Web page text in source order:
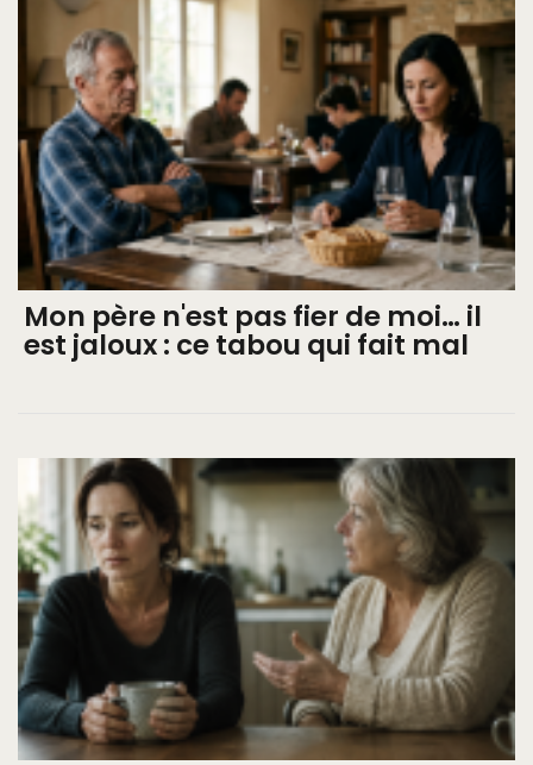
Mon père n'est pas fier de moi… il
est jaloux : ce tabou qui fait mal